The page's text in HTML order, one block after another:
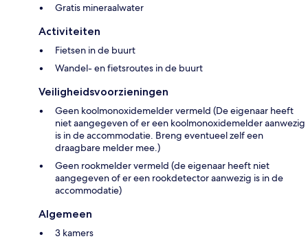
Gratis mineraalwater
Activiteiten
Fietsen in de buurt
Wandel- en fietsroutes in de buurt
Veiligheidsvoorzieningen
Geen koolmonoxidemelder vermeld (De eigenaar heeft
niet aangegeven of er een koolmonoxidemelder aanwezig
is in de accommodatie. Breng eventueel zelf een
draagbare melder mee.)
Geen rookmelder vermeld (de eigenaar heeft niet
aangegeven of er een rookdetector aanwezig is in de
accommodatie)
Algemeen
3 kamers